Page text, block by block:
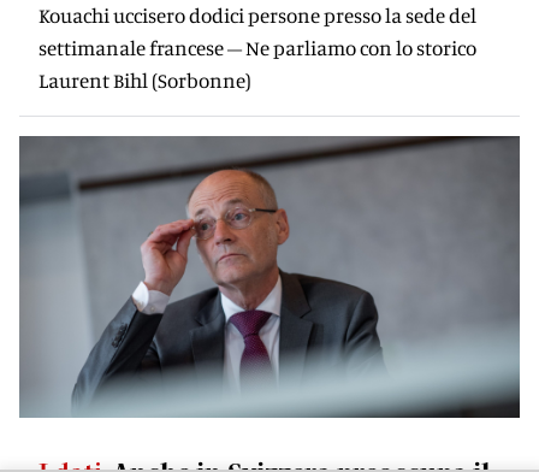
Kouachi uccisero dodici persone presso la sede del
settimanale francese – Ne parliamo con lo storico
Laurent Bihl (Sorbonne)